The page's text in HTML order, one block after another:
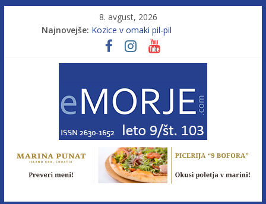
8. avgust, 2026
Najnovejše: Kozice v omaki pil-pil
Leto 9, št. 103; Licenca brez morja
Od morja do gorja 11